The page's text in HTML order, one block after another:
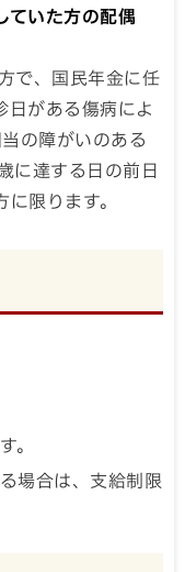
ていた方の配偶
で、国民年金に任
日がある傷病によ
の障がいのある
に達する日の前日
限ります。
。
場合は、支給制限